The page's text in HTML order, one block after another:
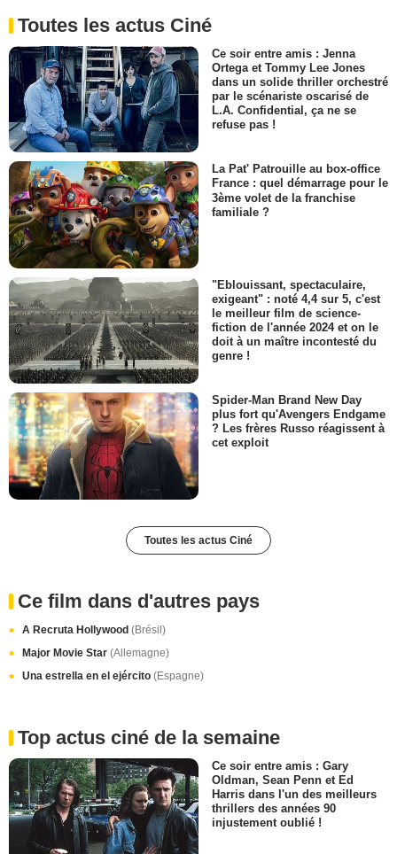
Toutes les actus Ciné
Ce soir entre amis : Jenna
Ortega et Tommy Lee Jones
dans un solide thriller orchestré
par le scénariste oscarisé de
L.A. Confidential, ça ne se
refuse pas !
La Pat' Patrouille au box-office
France : quel démarrage pour le
3ème volet de la franchise
familiale ?
"Eblouissant, spectaculaire,
exigeant" : noté 4,4 sur 5, c'est
le meilleur film de science-
fiction de l'année 2024 et on le
doit à un maître incontesté du
genre !
Spider-Man Brand New Day
plus fort qu'Avengers Endgame
? Les frères Russo réagissent à
cet exploit
Toutes les actus Ciné
Ce film dans d'autres pays
A Recruta Hollywood (Brésil)
Major Movie Star (Allemagne)
Una estrella en el ejército (Espagne)
Top actus ciné de la semaine
Ce soir entre amis : Gary
Oldman, Sean Penn et Ed
Harris dans l'un des meilleurs
thrillers des années 90
injustement oublié !